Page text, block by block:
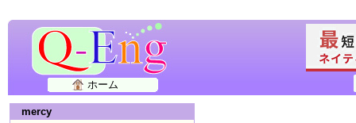
ホーム
mercy